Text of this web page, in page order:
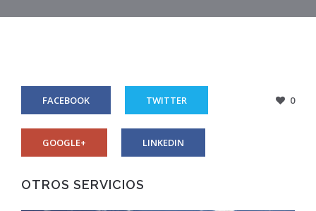
FACEBOOK TWITTER
GOOGLE+ LINKEDIN
0
OTROS SERVICIOS